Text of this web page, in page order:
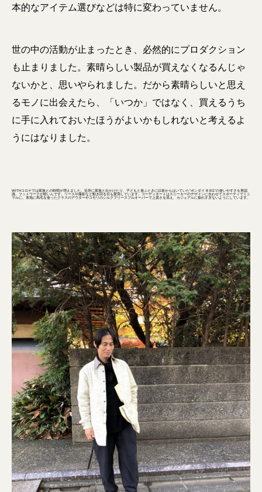
本的なアイテム選びなどは特に変わっていません。
世の中の活動が止まったとき、必然的にプロダクション
も止まりました。素晴らしい製品が買えなくなるんじゃ
ないかと、思いやられました。だから素晴らしいと思え
るモノに出会えたら、「いつか」ではなく、買えるうち
に手に入れておいたほうがよいかもしれないと考えるよ
うにはなりました。
WITHコロナでは家族との時間が増えました。近所に家族と出かけたり、子どもと遊ぶときに以前からはいていた“ボンダイ B EG”の使いやすさを再認
識。フットワークが軽いんです。リースや撮影など動き回る日も愛用しています。コーディネートはスニーカーのデザインに合わせてスポーティでミニ
マルに。表地に馬毛を使ったクラスのアウターやコモリのシルクフリースプルオーバーで上質さを添え、カジュアルに振れすぎないようにしています。